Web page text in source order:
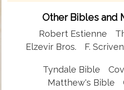
Other Bibles and
Robert Estienne
Elzevir Bros.
F.
Tyndale Bible
Matthew's Bible